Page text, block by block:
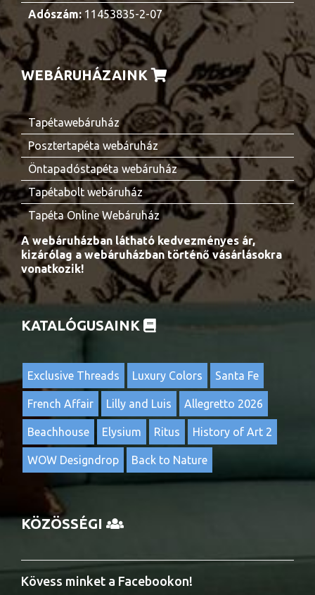
Adószám:11453835-2-07
WEBÁRUHÁZAINK
Tapétawebáruház
Posztertapéta webáruház
Öntapadóstapéta webáruház
Tapétabolt webáruház
Tapéta Online Webáruház
A webáruházban látható kedvezményes ár,
kizárólag a webáruházban történő vásárlásokra
vonatkozik!
KATALÓGUSAINK
Exclusive Threads Luxury Colors Santa Fe
French Affair Lilly and Luis Allegretto 2026
Beachhouse Elysium Ritus History of Art 2
WOW Designdrop Back to Nature
KÖZÖSSÉGI
Kövess minket a Facebookon!